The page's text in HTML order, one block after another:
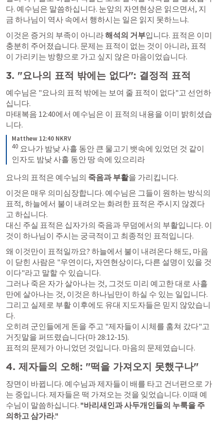
다. 예수님은 말씀하십니다. 눈앞의 자연현상은 읽으면서, 지
금 하나님이 역사 속에서 행하시는 일은 읽지 못하느냐.
이것은 증거의 부족이 아니라 해석의 거부입니다. 표적은 이미
충분히 주어졌습니다. 문제는 표적이 없는 것이 아니라, 표적
이 가리키는 방향으로 가고 싶지 않은 마음이었습니다.
3. "요나의 표적 밖에는 없다": 결정적 표적
예수님은 "요나의 표적 밖에는 보여 줄 표적이 없다"고 선언하
마태복음 12:40에서 예수님은 이 표적의 내용을 이미 밝히셨습
니다.
Matthew 12:40 NKRV
40 요나가 밤낮 사흘 동안 큰 물고기 뱃속에 있었던 것 같이
인자도 밤낮 사흘 동안 땅 속에 있으리라
요나의 표적은 예수님의 죽음과 부활을 가리킵니다.
이것은 매우 의미심장합니다. 예수님은 그들이 원하는 방식의
표적, 하늘에서 불이 내려오는 화려한 표적은 주시지 않겠다
고 하십니다.
대신 주실 표적은 십자가의 죽음과 무덤에서의 부활입니다. 이
것이 하나님이 주시는 궁극적이고 최종적인 표적입니다.
왜 이것만이 표적일까요? 하늘에서 불이 내려온다 해도, 마음
이 닫힌 사람은 "우연이다, 자연현상이다, 다른 설명이 있을 것
이다"라고 말할 수 있습니다.
그러나 죽은 자가 살아나는 것, 그것도 미리 예고한 대로 사흘
만에 살아나는 것, 이것은 하나님만이 하실 수 있는 일입니다.
그리고 실제로 부활 이후에도 유대 지도자들은 믿지 않았습니
다.
오히려 군인들에게 돈을 주고 "제자들이 시체를 훔쳐 갔다"고
거짓말을 퍼뜨렸습니다(마 28:12-15).
표적의 문제가 아니었던 것입니다. 마음의 문제였습니다.
4. 제자들의 오해: "떡을 가져오지 못했구나"
장면이 바뀝니다. 예수님과 제자들이 배를 타고 건너편으로 가
는 중입니다. 제자들은 떡 가져오는 것을 잊었습니다. 이때 예
수님이 말씀하십니다. "바리새인과 사두개인들의 누룩을 주
의하고 삼가라."